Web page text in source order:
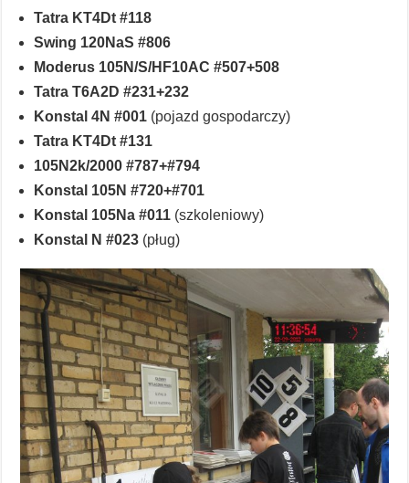
Tatra KT4Dt #118
Swing 120NaS #806
Moderus 105N/S/HF10AC #507+508
Tatra T6A2D #231+232
Konstal 4N #001 (pojazd gospodarczy)
Tatra KT4Dt #131
105N2k/2000 #787+#794
Konstal 105N #720+#701
Konstal 105Na #011 (szkoleniowy)
Konstal N #023 (pług)